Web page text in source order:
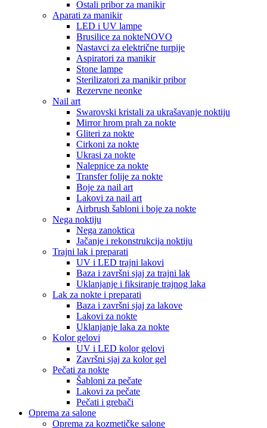
Ostali pribor za manikir
Aparati za manikir
LED i UV lampe
Brusilice za nokteNOVO
Nastavci za električne turpije
Aspiratori za manikir
Stone lampe
Sterilizatori za manikir pribor
Rezervne neonke
Nail art
Swarovski kristali za ukrašavanje noktiju
Mirror hrom prah za nokte
Gliteri za nokte
Cirkoni za nokte
Ukrasi za nokte
Nalepnice za nokte
Transfer folije za nokte
Boje za nail art
Lakovi za nail art
Airbrush šabloni i boje za nokte
Nega noktiju
Nega zanoktica
Jačanje i rekonstrukcija noktiju
Trajni lak i preparati
UV i LED trajni lakovi
Baza i završni sjaj za trajni lak
Uklanjanje i fiksiranje trajnog laka
Lak za nokte i preparati
Baza i završni sjaj za lakove
Lakovi za nokte
Uklanjanje laka za nokte
Kolor gelovi
UV i LED kolor gelovi
Završni sjaj za kolor gel
Pečati za nokte
Šabloni za pečate
Lakovi za pečate
Pečati i grebači
Oprema za salone
Oprema za kozmetičke salone